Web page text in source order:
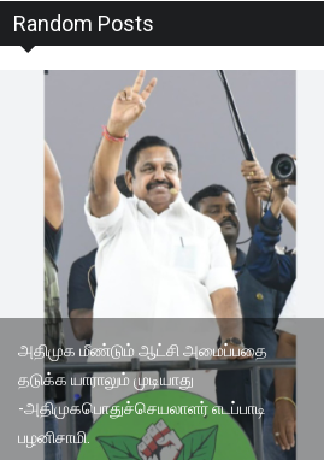
Random Posts
அதிமுக மீண்டும் ஆட்சி அமைப்பதை
தடுக்க யாராலும் முடியாது
-அதிமுகபொதுச்செயலாளர் எடப்பாடி
பழனிசாமி.